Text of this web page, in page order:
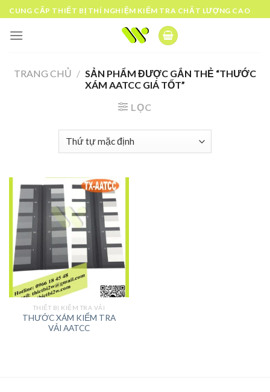
Skip
to
content
CUNG CẤP THIẾT BỊ THÍ NGHIỆM KIỂM TRA CHẤT LƯỢNG CAO
TRANG CHỦ / SẢN PHẨM ĐƯỢC GẮN THẺ “THƯỚC
XÁM AATCC GIÁ TỐT”
LỌC
THIẾT BỊ KIỂM TRA VẢI
THƯỚC XÁM KIỂM TRA
VẢI AATCC